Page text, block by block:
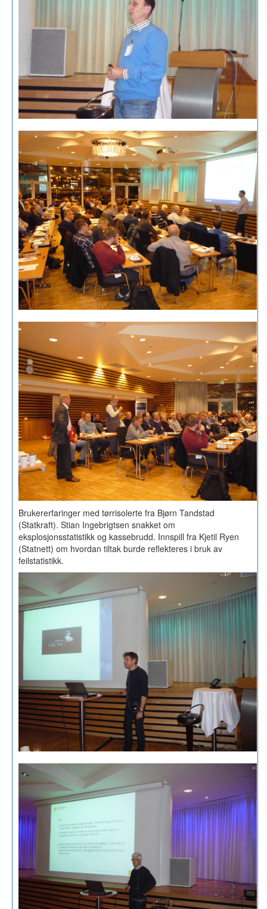
Brukererfaringer med tørrisolerte fra Bjørn Tandstad
(Statkraft). Stian Ingebrigtsen snakket om
eksplosjonsstatistikk og kassebrudd. Innspill fra Kjetil Ryen
(Statnett) om hvordan tiltak burde reflekteres i bruk av
feilstatistikk.